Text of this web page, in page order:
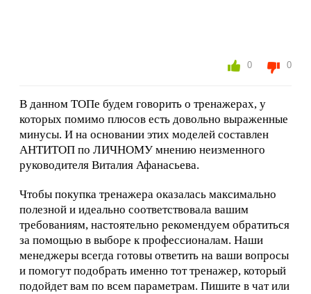
0 0
В данном ТОПе будем говорить о тренажерах, у
которых помимо плюсов есть довольно выраженные
минусы. И на основании этих моделей составлен
АНТИТОП по ЛИЧНОМУ мнению неизменного
руководителя Виталия Афанасьева.
Чтобы покупка тренажера оказалась максимально
полезной и идеально соответствовала вашим
требованиям, настоятельно рекомендуем обратиться
за помощью в выборе к профессионалам. Наши
менеджеры всегда готовы ответить на ваши вопросы
и помогут подобрать именно тот тренажер, который
подойдет вам по всем параметрам. Пишите в чат или